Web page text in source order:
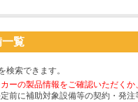
一覧
検索できます。
ーの製品情報をご確認いただくか
前に補助対象設備等の契約・発